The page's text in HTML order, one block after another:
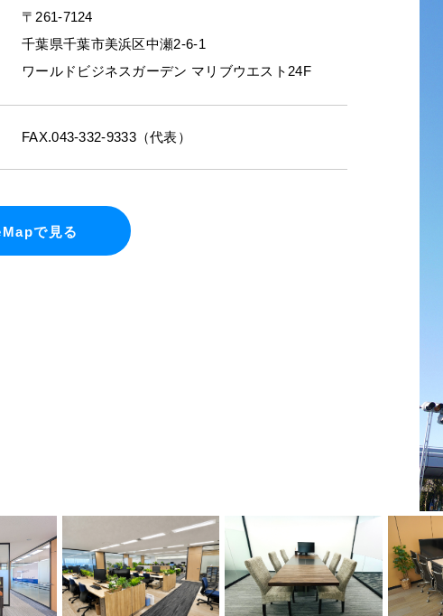
〒261-7124
千葉県千葉市美浜区中瀬2-6-1
ワールドビジネスガーデン マリブウエスト24F
FAX.043-332-9333（代表）
で見る